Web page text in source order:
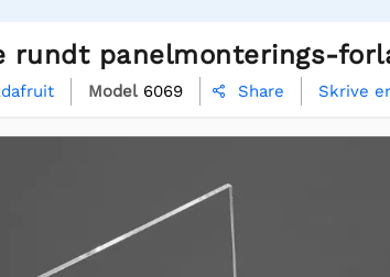
rundt panelmonterings-
Model 6069  Share Skrive